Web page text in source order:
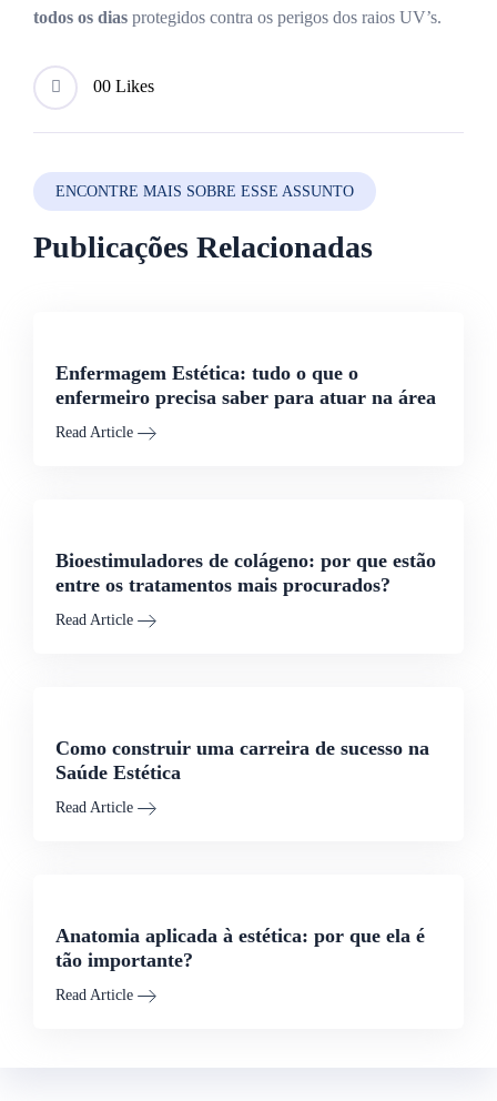
todos os dias protegidos contra os perigos dos raios UV’s.
00 Likes
ENCONTRE MAIS SOBRE ESSE ASSUNTO
Publicações Relacionadas
Enfermagem Estética: tudo o que o
enfermeiro precisa saber para atuar na área
Read Article
Bioestimuladores de colágeno: por que estão
entre os tratamentos mais procurados?
Read Article
Como construir uma carreira de sucesso na
Saúde Estética
Read Article
Anatomia aplicada à estética: por que ela é
tão importante?
Read Article